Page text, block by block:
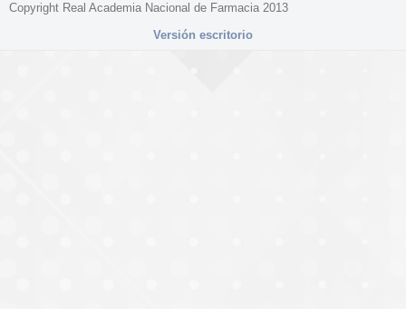
Copyright Real Academia Nacional de Farmacia 2013
Versión escritorio